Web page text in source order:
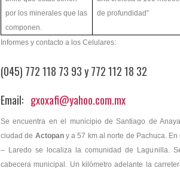
por los minerales que las
componen.
de profundidad”
Informes y contacto a los Celulares:
(045) 772 118 73 93 y 772 112 18 32
Email: gxoxafi@yahoo.com.mx
Se encuentra en el municipio de Santiago de
ciudad de Actopany a 57 km al norte de Pachuca.
– Laredo se localiza la comunidad de Lagunilla.
cabecera municipal. Un kilómetro adelante la